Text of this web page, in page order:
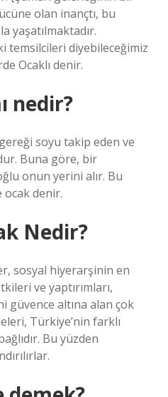
olan inançtı, bu
yaşatılmaktadır.
temsilcileri diyebileceğimiz
Ocaklı denir.
nedir?
soyu takip eden ve
Buna göre, bir
onun yerini alır. Bu
ocak denir.
Nedir?
sosyal hiyerarşinin en
ve yaptırımları,
güvence altına alan çok
Türkiye’nin farklı
Bu yüzden